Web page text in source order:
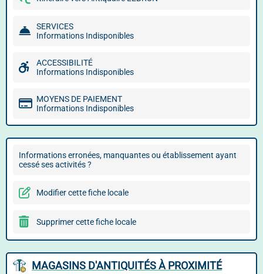
SERVICES
Informations Indisponibles
ACCESSIBILITÉ
Informations Indisponibles
MOYENS DE PAIEMENT
Informations Indisponibles
Informations erronées, manquantes ou établissement ayant
cessé ses activités ?
Modifier cette fiche locale
Supprimer cette fiche locale
MAGASINS D'ANTIQUITÉS À PROXIMITÉ